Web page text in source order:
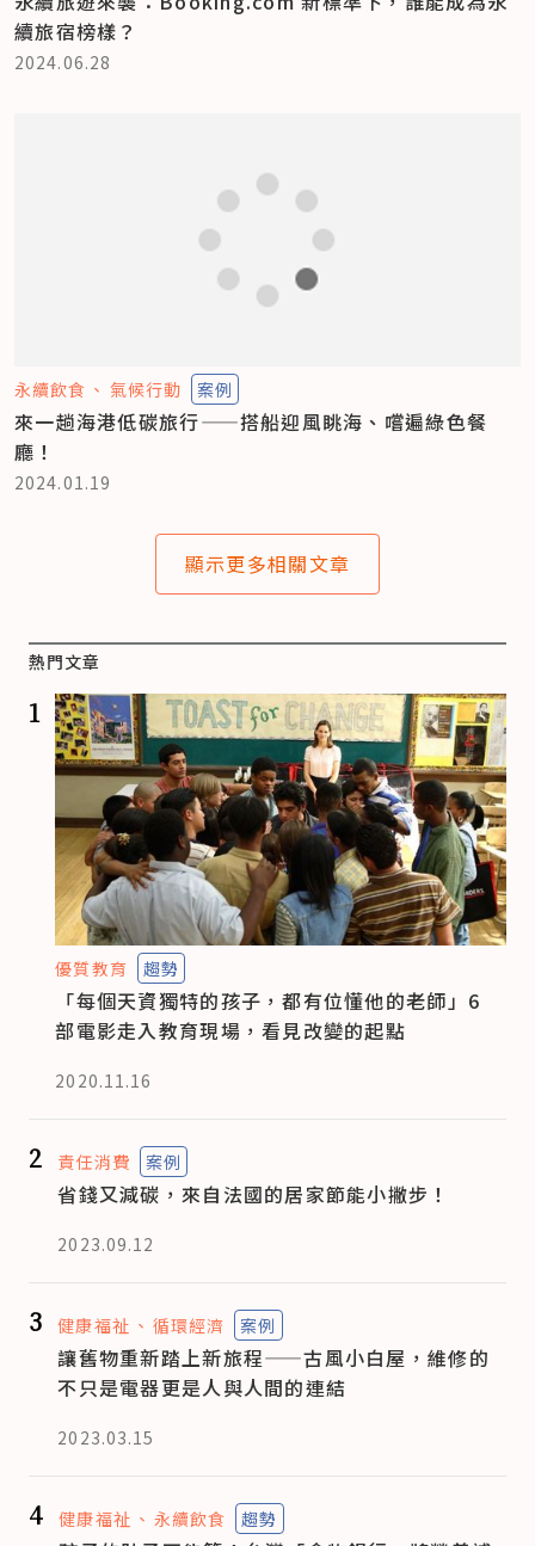
續旅宿榜樣？
2024.06.28
永續飲食 氣候行動 案例
來一趟海港低碳旅行——搭船迎風眺海、嚐遍綠色餐
廳！
2024.01.19
顯示更多相關文章
熱門文章
1
優質教育 趨勢
「每個天資獨特的孩子，都有位懂他的老師」6
部電影走入教育現場，看見改變的起點
2020.11.16
2 責任消費 案例
省錢又減碳，來自法國的居家節能小撇步！
2023.09.12
3 健康福祉 循環經濟 案例
讓舊物重新踏上新旅程——古風小白屋，維修的
不只是電器更是人與人間的連結
2023.03.15
4 健康福祉 永續飲食 趨勢